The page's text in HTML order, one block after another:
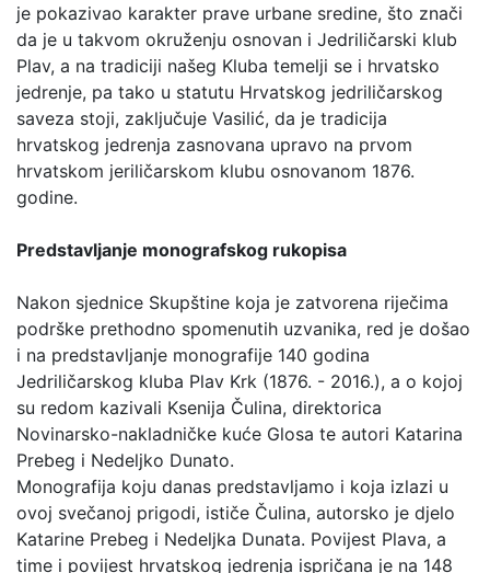
je pokazivao karakter prave urbane sredine, što znači
da je u takvom okruženju osnovan i Jedriličarski klub
Plav, a na tradiciji našeg Kluba temelji se i hrvatsko
jedrenje, pa tako u statutu Hrvatskog jedriličarskog
saveza stoji, zaključuje Vasilić, da je tradicija
hrvatskog jedrenja zasnovana upravo na prvom
hrvatskom jeriličarskom klubu osnovanom 1876.
godine.
Predstavljanje monografskog rukopisa
Nakon sjednice Skupštine koja je zatvorena riječima
podrške prethodno spomenutih uzvanika, red je došao
i na predstavljanje monografije 140 godina
Jedriličarskog kluba Plav Krk (1876. - 2016.), a o kojoj
su redom kazivali Ksenija Čulina, direktorica
Novinarsko-nakladničke kuće Glosa te autori Katarina
Prebeg i Nedeljko Dunato.
Monografija koju danas predstavljamo i koja izlazi u
ovoj svečanoj prigodi, ističe Čulina, autorsko je djelo
Katarine Prebeg i Nedeljka Dunata. Povijest Plava, a
time i povijest hrvatskog jedrenja ispričana je na 148